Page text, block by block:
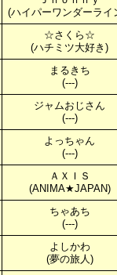
(ハイパーワンダーライ
☆さくら☆
(ハチミツ大好き)
まるきち
(---)
ジャムおじさん
(---)
よっちゃん
(---)
ＡＸＩＳ
(ANIMA★JAPAN)
ちゃあち
(---)
よしかわ
(夢の旅人)